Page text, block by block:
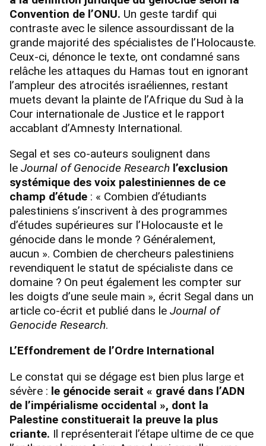
Convention de l’ONU. Un geste tardif qui
contraste avec le silence assourdissant de la
grande majorité des spécialistes de l’Holocauste.
Ceux-ci, dénonce le texte, ont condamné sans
relâche les attaques du Hamas tout en ignorant
l’ampleur des atrocités israéliennes, restant
muets devant la plainte de l’Afrique du Sud à la
Cour internationale de Justice et le rapport
accablant d’Amnesty International.
Segal et ses co-auteurs soulignent dans
le Journal of Genocide Research l’exclusion
systémique des voix palestiniennes de ce
champ d’étude : « Combien d’étudiants
palestiniens s’inscrivent à des programmes
d’études supérieures sur l’Holocauste et le
génocide dans le monde ? Généralement,
aucun ». Combien de chercheurs palestiniens
revendiquent le statut de spécialiste dans ce
domaine ? On peut également les compter sur
les doigts d’une seule main », écrit Segal dans un
article co-écrit et publié dans le Journal of
Genocide Research.
L’Effondrement de l’Ordre International
Le constat qui se dégage est bien plus large et
sévère : le génocide serait « gravé dans l’ADN
de l’impérialisme occidental », dont la
Palestine constituerait la preuve la plus
criante. Il représenterait l’étape ultime de ce que